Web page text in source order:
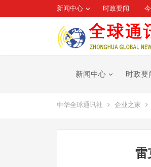
新闻中心 时政要闻
新闻中心 时政要
中华全球通讯社 企业之家
雷